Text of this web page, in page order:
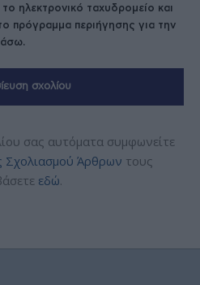
ηλεκτρονικό ταχυδρομείο και
πρόγραμμα περιήγησης για την
σας αυτόματα συμφωνείτε
Σχολιασμού Άρθρων τους
εδώ.